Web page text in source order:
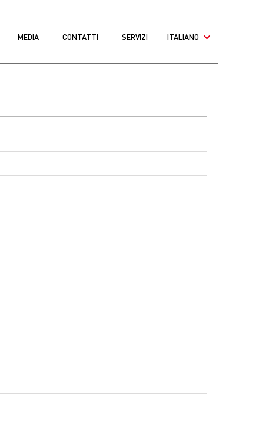
MEDIA CONTATTI SERVIZI ITALIANO